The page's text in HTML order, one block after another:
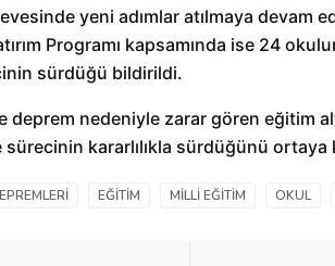
yeni adımlar atılmaya devam
Programı kapsamında ise 24
sürdüğü bildirildi.
deprem nedeniyle zarar gören eğitim
kararlılıkla sürdüğünü ortaya
EĞITIM MILLI EĞITIM OKUL